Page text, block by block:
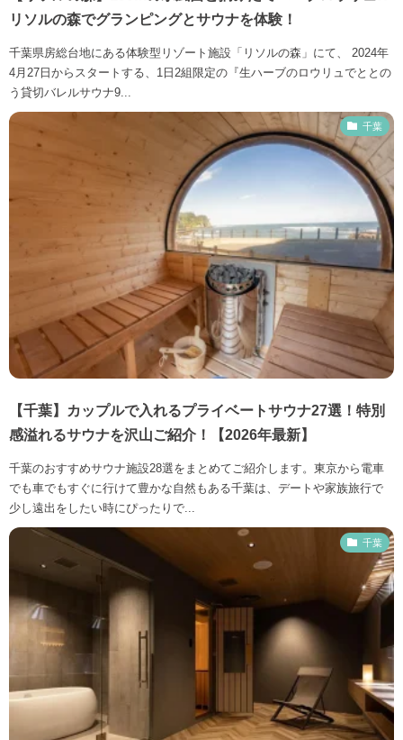
リソルの森でグランピングとサウナを体験！
千葉県房総台地にある体験型リゾート施設「リソルの森」にて、 2024年
4月27日からスタートする、1日2組限定の『生ハーブのロウリュでととの
う貸切バレルサウナ9...
千葉
【千葉】カップルで入れるプライベートサウナ27選！特別
感溢れるサウナを沢山ご紹介！【2026年最新】
千葉のおすすめサウナ施設28選をまとめてご紹介します。東京から電車
でも車でもすぐに行けて豊かな自然もある千葉は、デートや家族旅行で
少し遠出をしたい時にぴったりで...
千葉